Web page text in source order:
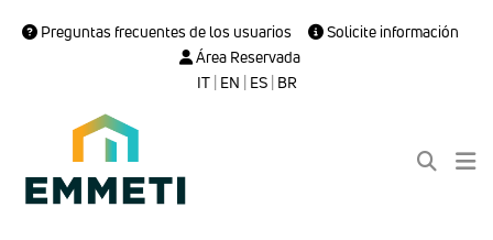
Preguntas frecuentes de los usuarios
Solicite información
Área Reservada
IT| EN | ES| BR